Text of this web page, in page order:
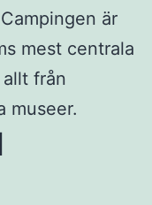
är
mest centrala
från
museer.